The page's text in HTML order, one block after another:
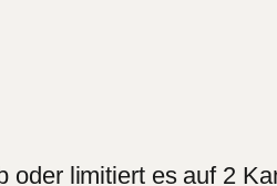
oder limitiert es auf 2